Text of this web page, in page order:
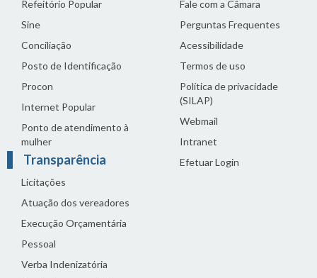
Refeitório Popular
Sine
Conciliação
Posto de Identificação
Procon
Internet Popular
Ponto de atendimento à
mulher
Transparência
Licitações
Atuação dos vereadores
Execução Orçamentária
Pessoal
Verba Indenizatória
Fale com a Câmara
Perguntas Frequentes
Acessibilidade
Termos de uso
Política de privacidade
(SILAP)
Webmail
Intranet
Efetuar Login